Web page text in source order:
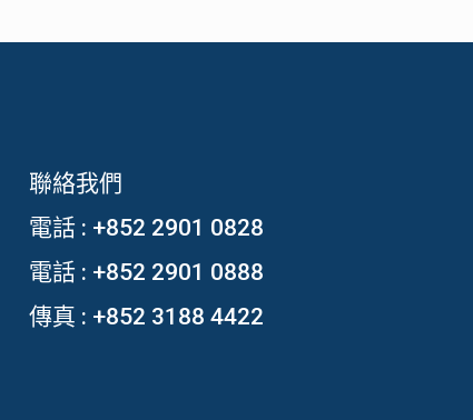
聯絡我們
電話 : +852 2901 0828
電話 : +852 2901 0888
傳真 : +852 3188 4422